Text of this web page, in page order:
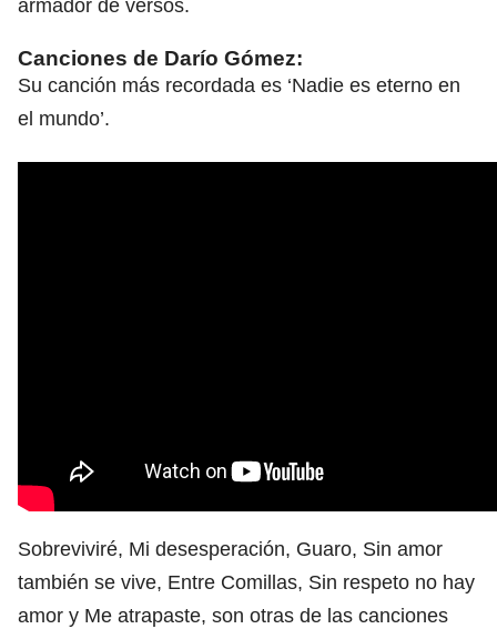
armador de versos.
Canciones de Darío Gómez:
Su canción más recordada es ‘Nadie es eterno en
el mundo’.
Sobreviviré, Mi desesperación, Guaro, Sin amor
también se vive, Entre Comillas, Sin respeto no hay
amor y Me atrapaste, son otras de las canciones